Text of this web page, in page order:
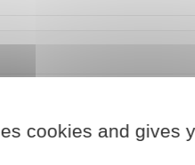
une entreprise
surplus ni de manque,
cookies and gives